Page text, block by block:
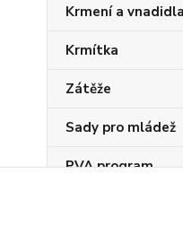
Krmení a vnadidla
Krmítka
Zátěže
Sady pro mládež
PVA program